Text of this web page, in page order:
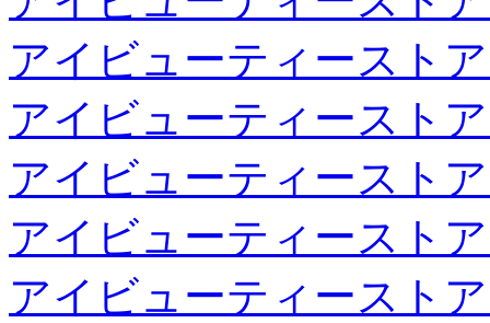
アイビューティースト
アイビューティースト
アイビューティースト
アイビューティースト
アイビューティースト